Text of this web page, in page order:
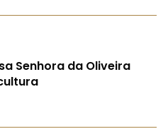
Senhora da Oliveira